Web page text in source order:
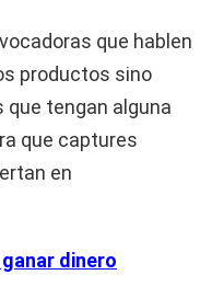
que hablen
productos sino
tengan alguna
que captures
en
dinero